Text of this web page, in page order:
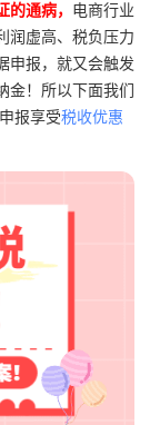
通病， 电商行业
润虚高、税负压力
申报，就又会触发
金！所以下面我们
报享受税收优惠